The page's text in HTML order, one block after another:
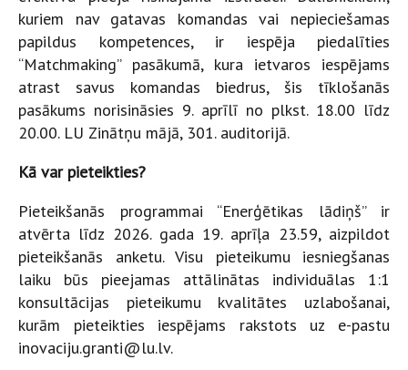
kuriem nav gatavas komandas vai nepieciešamas
papildus kompetences, ir iespēja piedalīties
“Matchmaking” pasākumā, kura ietvaros iespējams
atrast savus komandas biedrus, šis tīklošanās
pasākums norisināsies 9. aprīlī no plkst. 18.00 līdz
20.00. LU Zinātņu mājā, 301. auditorijā.
Kā var pieteikties?
Pieteikšanās programmai “Enerģētikas lādiņš” ir
atvērta līdz 2026. gada 19. aprīļa 23.59, aizpildot
pieteikšanās anketu. Visu pieteikumu iesniegšanas
laiku būs pieejamas attālinātas individuālas 1:1
konsultācijas pieteikumu kvalitātes uzlabošanai,
kurām pieteikties iespējams rakstots uz e-pastu
inovaciju.granti@lu.lv.